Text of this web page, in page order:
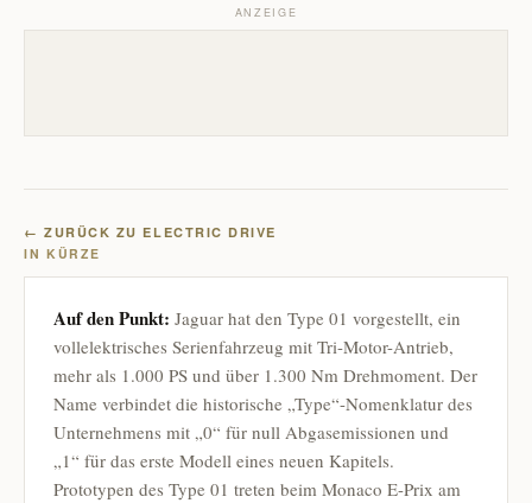
IN KÜRZE
Auf den Punkt: Jaguar hat den Type 01 vorgestellt, ein
vollelektrisches Serienfahrzeug mit Tri-Motor-Antrieb,
mehr als 1.000 PS und über 1.300 Nm Drehmoment. Der
Name verbindet die historische „Type“-Nomenklatur des
Unternehmens mit „0“ für null Abgasemissionen und
„1“ für das erste Modell eines neuen Kapitels.
Prototypen des Type 01 treten beim Monaco E-Prix am
ANZEIGE
← ZURÜCK ZU ELECTRIC DRIVE